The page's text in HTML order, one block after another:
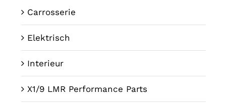
Carrosserie
Elektrisch
Interieur
X1/9 LMR Performance Parts